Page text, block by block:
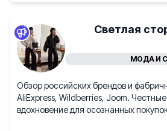
Светлая
МОДА И
Обзор российских брендов и
AliExpress, Wildberries, Joom.
вдохновение для осознанных